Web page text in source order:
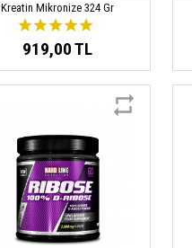
Kreatin Mikronize 324 Gr
919,00 TL